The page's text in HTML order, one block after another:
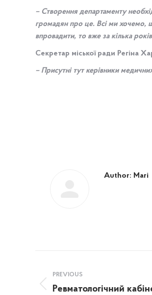
– Створення департаменту
громадян про це. Всі ми хочемо,
впровадити, то вже за кілька
Секретар міської ради Регіна
– Присутні тут керівники
Author: Mari
navigation
PREVIOUS
Previous
Ревматологічний